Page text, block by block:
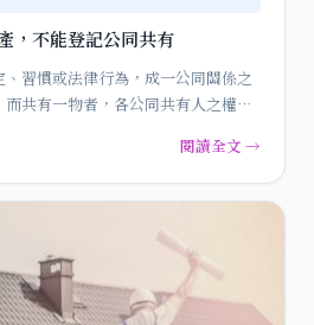
，不能登記公同共有
習慣或法律行為，成一公同關係之
共有一物者，各公同共有人之權
閱讀全文 →